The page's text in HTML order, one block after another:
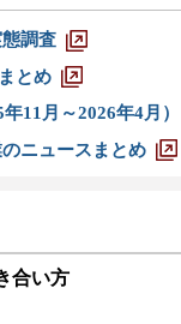
調査
とめ
11月～2026年4月）
ニュースまとめ
合い方